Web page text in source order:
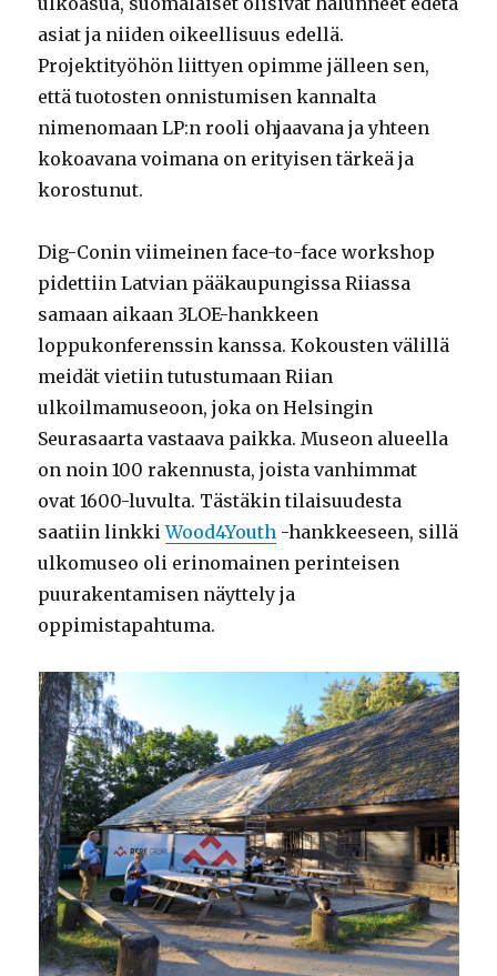
asiat ja niiden oikeellisuus edellä.
Projektityöhön liittyen opimme jälleen sen,
että tuotosten onnistumisen kannalta
nimenomaan LP:n rooli ohjaavana ja yhteen
kokoavana voimana on erityisen tärkeä ja
korostunut.
Dig-Conin viimeinen face-to-face workshop
pidettiin Latvian pääkaupungissa Riiassa
samaan aikaan 3LOE-hankkeen
loppukonferenssin kanssa. Kokousten välillä
meidät vietiin tutustumaan Riian
ulkoilmamuseoon, joka on Helsingin
Seurasaarta vastaava paikka. Museon alueella
on noin 100 rakennusta, joista vanhimmat
ovat 1600-luvulta. Tästäkin tilaisuudesta
saatiin linkkiWood4Youth -hankkeeseen, sillä
ulkomuseo oli erinomainen perinteisen
puurakentamisen näyttely ja
oppimistapahtuma.